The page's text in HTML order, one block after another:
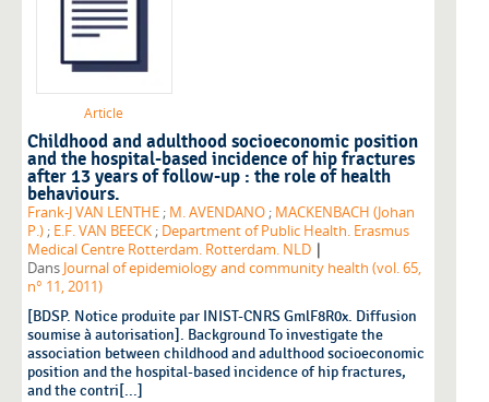
Article
Childhood and adulthood socioeconomic position
and the hospital-based incidence of hip fractures
after 13 years of follow-up : the role of health
behaviours.
Frank-J VAN LENTHE ; M. AVENDANO ; MACKENBACH (Johan
P.) ; E.F. VAN BEECK ; Department of Public Health. Erasmus
Medical Centre Rotterdam. Rotterdam. NLD |
Dans Journal of epidemiology and community health (vol. 65,
n° 11, 2011)
[BDSP. Notice produite par INIST-CNRS GmlF8R0x. Diffusion
soumise à autorisation]. Background To investigate the
association between childhood and adulthood socioeconomic
position and the hospital-based incidence of hip fractures,
and the contri[...]